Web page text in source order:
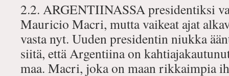
2.2. ARGENTIINASSA presidentiksi
Mauricio Macri, mutta vaikeat ajat
vasta nyt. Uuden presidentin niukka
siitä, että Argentiina on
maa. Macri, joka on maan rikkaimpia